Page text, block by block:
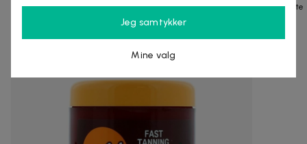
Bergen 40+ kjøpte 10+ kjøpte
Andre som så på denne dealen kjøpte også
Jeg samtykker
Mine valg